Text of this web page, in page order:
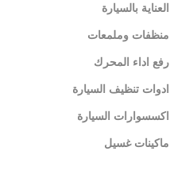
العناية بالسيارة
منظفات وملمعات
رفع اداء المحرك
ادوات تنظيف السيارة
اكسسوارات السيارة
ماكينات غسيل